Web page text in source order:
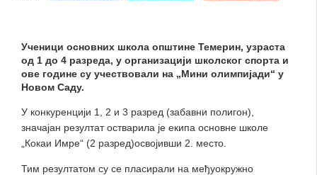
Ученици основних школа општине Темерин, узраста
од 1 до 4 разреда, у организацији школског спорта и
ове године су учествовали на „Мини олимпијади“ у
Новом Саду.
У конкуренцији 1, 2 и 3 разред (забавни полигон),
значајан резултат остварила је екипа основне школе
„Кокаи Имре“ (2 разред)освојивши 2. место.
Тим резултатом су се пласирали на међуокружно